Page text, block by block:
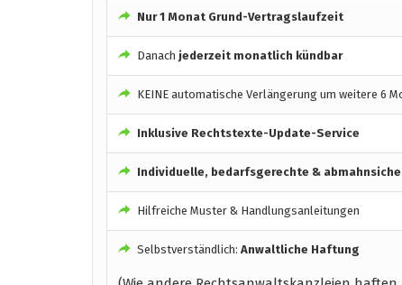
Nur 1 Monat Grund-Vertragslaufzeit
Danach jederzeit monatlich kündbar
KEINE automatische Verlängerung um weitere 6
Inklusive Rechtstexte-Update-Service
Individuelle, bedarfsgerechte &
Hilfreiche Muster & Handlungsanleitungen
Selbstverständlich: Anwaltliche Haftung